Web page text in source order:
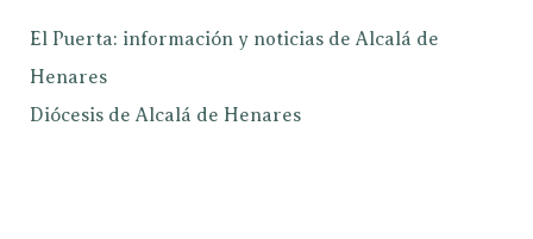
El Puerta: información y noticias de Alcalá de
Henares
Diócesis de Alcalá de Henares